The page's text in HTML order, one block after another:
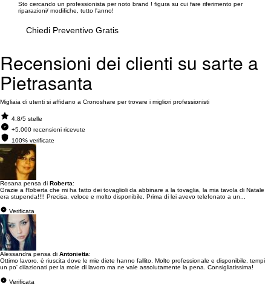
Sto cercando un professionista per noto brand ! figura su cui fare riferimento per
riparazioni/ modifiche, tutto l'anno!
Chiedi Preventivo Gratis
Recensioni dei clienti su sarte a
Pietrasanta
Migliaia di utenti si affidano a Cronoshare per trovare i migliori professionisti
4.8/5 stelle
+5.000 recensioni ricevute
100% verificate
Rosana pensa di Roberta:
Grazie a Roberta che mi ha fatto dei tovaglioli da abbinare a la tovaglia, la mia tavola di Natale
era stupenda!!!! Precisa, veloce e molto disponibile. Prima di lei avevo telefonato a un...
Verificata
Alessandra pensa di Antonietta:
Ottimo lavoro, è riuscita dove le mie diete hanno fallito. Molto professionale e disponibile, tempi
un po' dilazionati per la mole di lavoro ma ne vale assolutamente la pena. Consigliatissima!
Verificata